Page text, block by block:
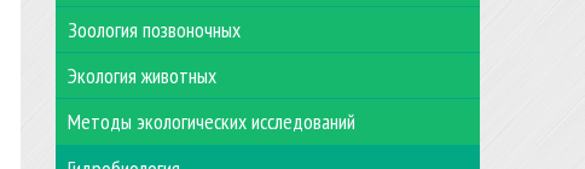
Зоология позвоночных
Экология животных
Методы экологических исследований